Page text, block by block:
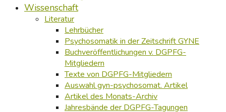
Wissenschaft
Literatur
Lehrbücher
Psychosomatik in der Zeitschrift GYNE
Buchveröffentlichungen v. DGPFG-
Mitgliedern
Texte von DGPFG-Mitgliedern
Auswahl gyn-psychosomat. Artikel
Artikel des Monats-Archiv
Jahresbände der DGPFG-Tagungen